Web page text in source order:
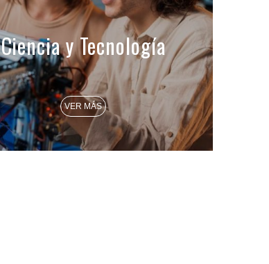
Ciencia y Tecnología
VER MÁS